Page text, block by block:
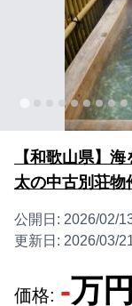
【和歌山県】
太の中古別荘物
公開日: 2026/02/
更新日: 2026/03/
価格: -万円